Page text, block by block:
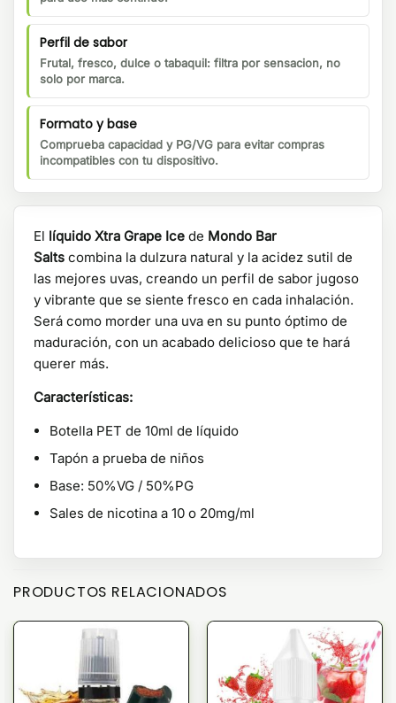
Perfil de sabor
Frutal, fresco, dulce o tabaquil: filtra por sensacion, no
solo por marca.
Formato y base
Comprueba capacidad y PG/VG para evitar compras
incompatibles con tu dispositivo.
El líquido Xtra Grape Ice de Mondo Bar
Salts combina la dulzura natural y la acidez sutil de
las mejores uvas, creando un perfil de sabor jugoso
y vibrante que se siente fresco en cada inhalación.
Será como morder una uva en su punto óptimo de
maduración, con un acabado delicioso que te hará
querer más.
Características:
Botella PET de 10ml de líquido
Tapón a prueba de niños
Base: 50%VG / 50%PG
Sales de nicotina a 10 o 20mg/ml
PRODUCTOS RELACIONADOS